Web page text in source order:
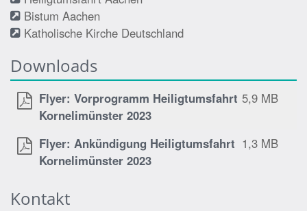
Bistum Aachen
Katholische Kirche Deutschland
Downloads
Flyer: Vorprogramm Heiligtumsfahrt
Kornelimünster 2023
5,9 MB
Flyer: Ankündigung Heiligtumsfahrt
Kornelimünster 2023
1,3 MB
Kontakt